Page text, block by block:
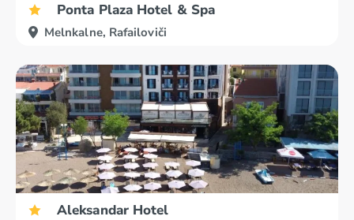
Ponta Plaza Hotel & Spa
Melnkalne, Rafailoviči
Aleksandar Hotel